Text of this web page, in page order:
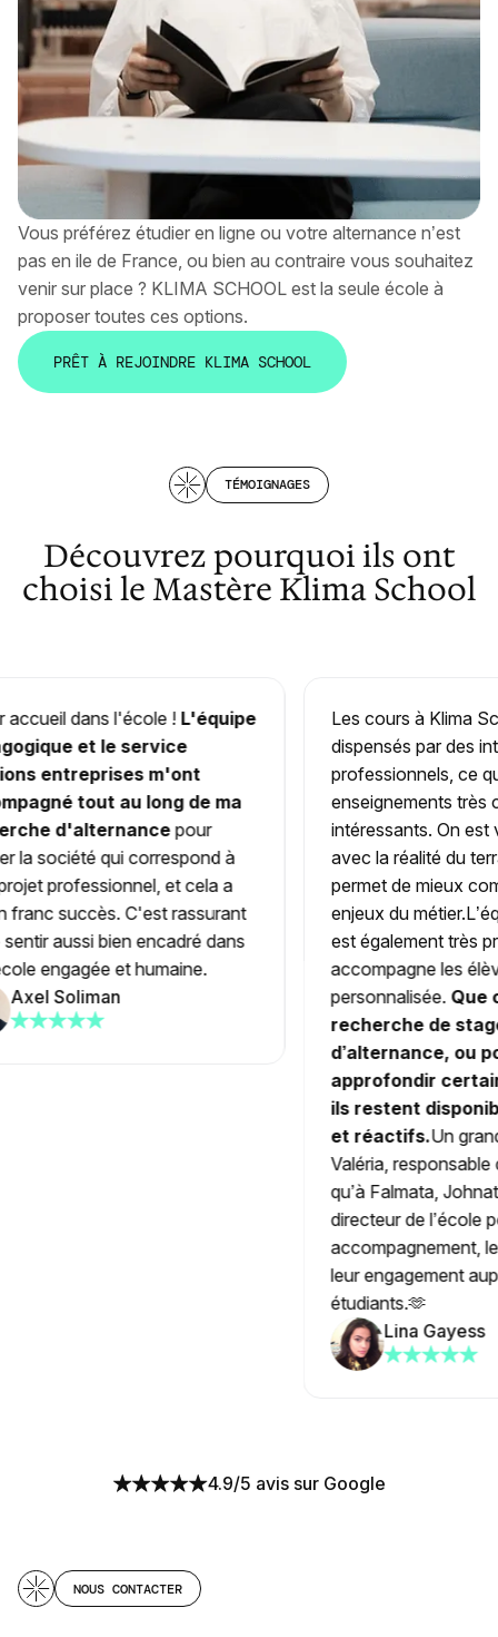
Vous préférez étudier en ligne ou votre alternance n’est
pas en ile de France, ou bien au contraire vous souhaitez
venir sur place ? KLIMA SCHOOL est la seule école à
proposer toutes ces options.
P
P
R
R
Ê
Ê
T
T
À
À
R
R
E
E
J
J
O
O
I
I
N
N
D
D
R
R
E
E
K
K
L
L
I
I
M
M
A
A
S
S
C
C
H
H
O
O
O
O
L
L
TÉMOIGNAGES
Découvrez pourquoi ils ont
choisi le Mastère Klima School
dans l'école !L'équipe
et le service
entreprises m'ont
tout au long de ma
d'alternancepour
société qui correspond à
professionnel, et cela a
succès. C'est rassurant
aussi bien encadré dans
engagée et humaine.
Soliman
Les cours à Klima
dispensés par des
professionnels, ce qui
enseignements très
intéressants. On est
avec la réalité du
permet de mieux
enjeux du
est également très
accompagne les
personnalisée.Que
recherche de stage
d’alternance, ou
approfondir
ils restent
et réactifs.Un grand
Valéria, responsable
qu’à Falmata,
directeur de l’école
accompagnement,
leur engagement
étudiants.🫶
Lina Gayess
4.9/5 avis sur Google
NOUS CONTACTER